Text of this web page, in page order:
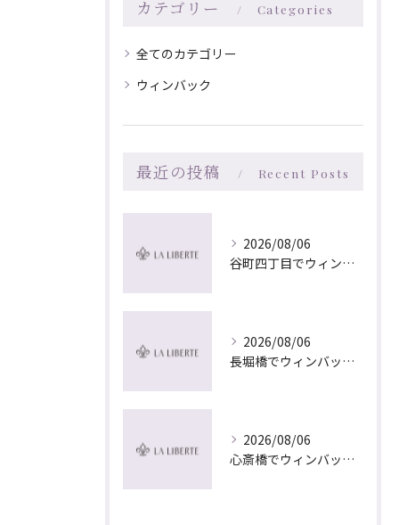
カテゴリー Categories
全てのカテゴリー
ウィンバック
最近の投稿 Recent Posts
2026/08/06
谷町四丁目でウィンバック×マッサージ｜LA LIBERTE
2026/08/06
長堀橋でウィンバック×マッサージ｜LA LIBERTE
2026/08/06
心斎橋でウィンバック×マッサージ｜LA LIBERTE